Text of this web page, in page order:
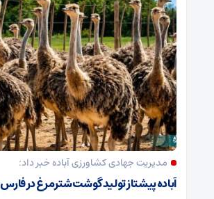
مدیریت جهادی کشاورزی آباده خبر داد:
آباده پیشتاز تولید گوشت شترمرغ در فارس